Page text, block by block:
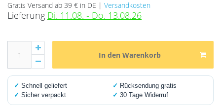
Gratis Versand ab 39 € in DE | Versandkosten
Lieferung Di. 11.08. - Do. 13.08.26
In den Warenkorb
✓ Schnell geliefert ✓ Rücksendung gratis
✓ Sicher verpackt ✓ 30 Tage Widerruf